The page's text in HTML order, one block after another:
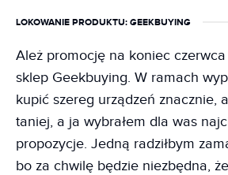
LOKOWANIE PRODUKTU: GEEKBUYING
Ależ promocję na koniec czerwca
sklep Geekbuying. W ramach
kupić szereg urządzeń znacznie,
taniej, a ja wybrałem dla was
propozycje. Jedną radziłbym
bo za chwilę będzie niezbędna,